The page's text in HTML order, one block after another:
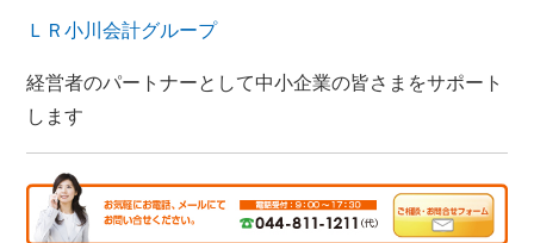
ＬＲ小川会計グループ
経営者のパートナーとして中小企業の皆さまをサポート
します